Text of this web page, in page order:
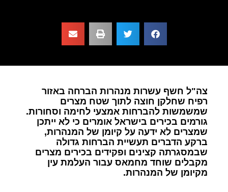
צה"ל חשף עשרות מנהרות הברחה באזור
רפיח שחלקן חוצה לתוך שטח מצרים
שמשמשות להברחות אמצעי לחימה וסחורות.
גורמים בכירים בישראל אומרים כי לא ייתכן
שמצרים לא ידעה על קיומן של המנהרות,
ברקע הדברים תעשיית הברחות גדולה
שבמסגרתה קצינים ופקידים בכירים מצרים
מקבלים שוחד מחמאס עבור העלמת עין
מקיומן של המנהרות.